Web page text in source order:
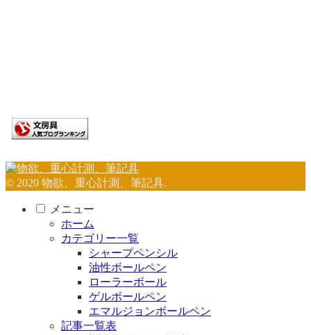
© 2020 物欲、重心計測、筆記具.
メニュー
ホーム
カテゴリー一覧
シャープペンシル
油性ボールペン
ローラーボール
ゲルボールペン
エマルジョンボールペン
記事一覧表